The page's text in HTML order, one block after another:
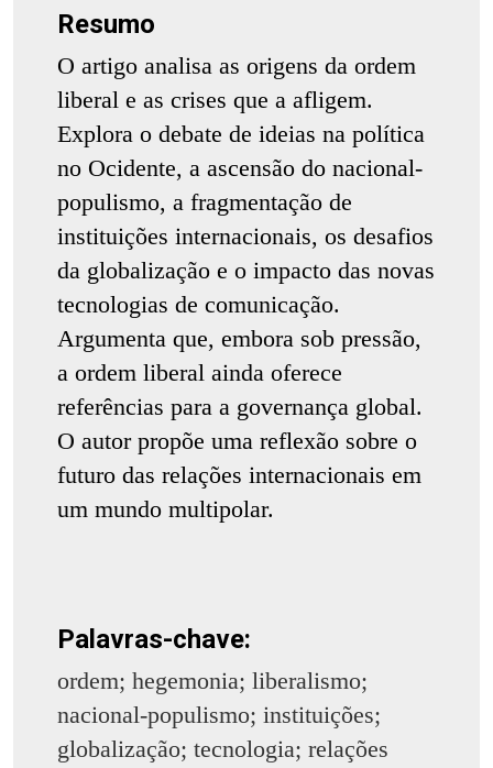
Resumo
O artigo analisa as origens da ordem
liberal e as crises que a afligem.
Explora o debate de ideias na política
no Ocidente, a ascensão do nacional-
populismo, a fragmentação de
instituições internacionais, os desafios
da globalização e o impacto das novas
tecnologias de comunicação.
Argumenta que, embora sob pressão,
a ordem liberal ainda oferece
referências para a governança global.
O autor propõe uma reflexão sobre o
futuro das relações internacionais em
um mundo multipolar.
Palavras-chave:
ordem; hegemonia; liberalismo;
nacional-populismo; instituições;
globalização; tecnologia; relações